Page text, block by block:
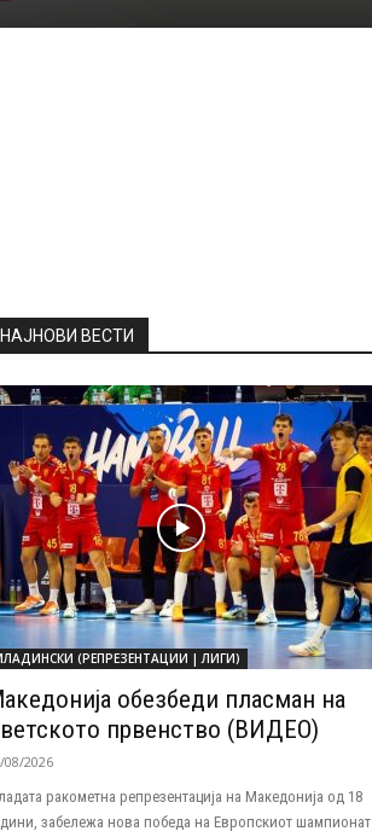
НАЈНОВИ ВЕСТИ
(РЕПРЕЗЕНТАЦИИ | ЛИГИ)
обезбеди пласман на
првенство (ВИДЕО)
08/2026
ракометна репрезентација на Македонија од 18
забележа нова победа на Европскиот шампионат